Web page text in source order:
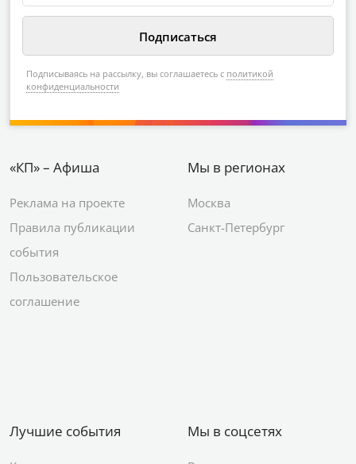
Подписываясь на рассылку, вы соглашаетесь с политикой
конфиденциальности
«КП» – Афиша
Реклама на проекте
Правила публикации
события
Пользовательское
соглашение
Мы в регионах
Москва
Санкт-Петербург
Лучшие события Мы в соцсетях